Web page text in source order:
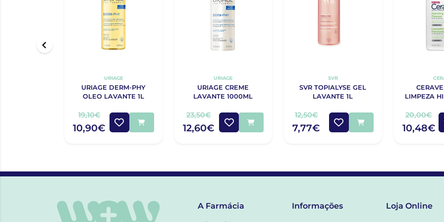
URIAGE
URIAGE DERM-PHY
OLEO LAVANTE 1L
19,10€
10,90€
URIAGE
URIAGE CREME
LAVANTE 1000ML
23,50€
12,60€
SVR
SVR TOPIALYSE GEL
LAVANTE 1L
12,50€
7,77€
LIMPEZA
20,00€
10,48€
A Farmácia Informações Loja Online